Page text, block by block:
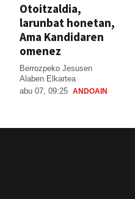
Otoitzaldia,
larunbat honetan,
Ama Kandidaren
omenez
Berrozpeko Jesusen
Alaben Elkartea
abu 07, 09:25 ANDOAIN